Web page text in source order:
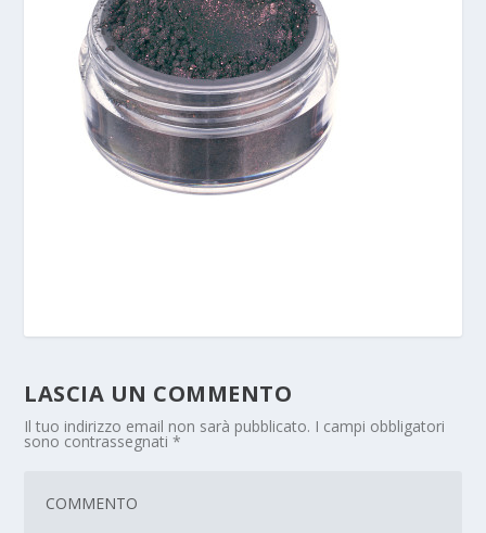
LASCIA UN COMMENTO
Il tuo indirizzo email non sarà pubblicato. I campi obbligatori
sono contrassegnati*